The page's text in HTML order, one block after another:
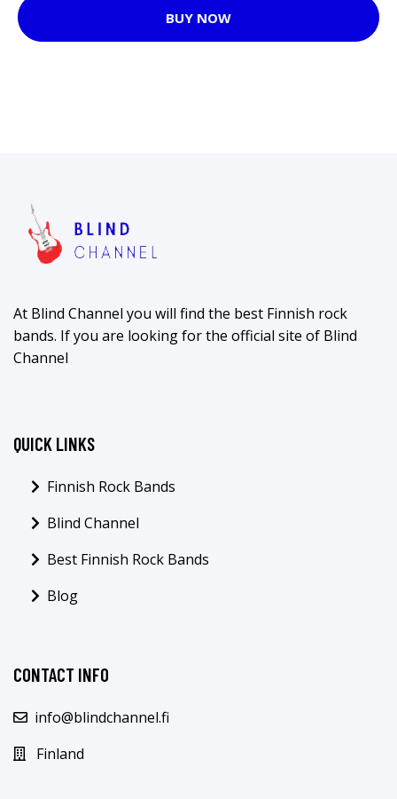
BUY NOW
At Blind Channel you will find the best Finnish rock
bands. If you are looking for the official site of Blind
Channel
QUICK LINKS
Finnish Rock Bands
Blind Channel
Best Finnish Rock Bands
Blog
CONTACT INFO
info@blindchannel.fi
Finland